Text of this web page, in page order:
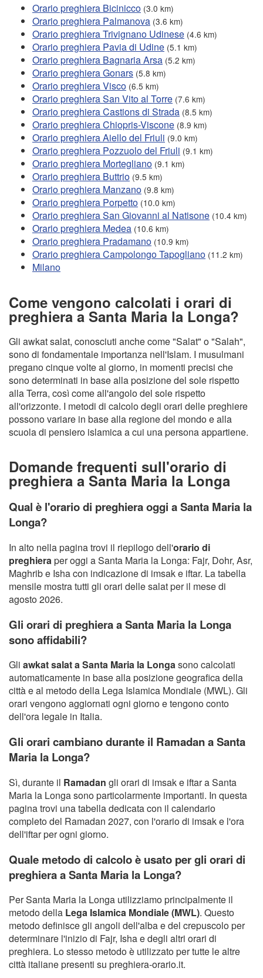
Orario preghiera Bicinicco (3.0 km)
Orario preghiera Palmanova (3.6 km)
Orario preghiera Trivignano Udinese (4.6 km)
Orario preghiera Pavia di Udine (5.1 km)
Orario preghiera Bagnaria Arsa (5.2 km)
Orario preghiera Gonars (5.8 km)
Orario preghiera Visco (6.5 km)
Orario preghiera San Vito al Torre (7.6 km)
Orario preghiera Castions di Strada (8.5 km)
Orario preghiera Chiopris-Viscone (8.9 km)
Orario preghiera Aiello del Friuli (9.0 km)
Orario preghiera Pozzuolo del Friuli (9.1 km)
Orario preghiera Mortegliano (9.1 km)
Orario preghiera Buttrio (9.5 km)
Orario preghiera Manzano (9.8 km)
Orario preghiera Porpetto (10.0 km)
Orario preghiera San Giovanni al Natisone (10.4 km)
Orario preghiera Medea (10.6 km)
Orario preghiera Pradamano (10.9 km)
Orario preghiera Campolongo Tapogliano (11.2 km)
Milano
Come vengono calcolati i orari di
preghiera a Santa Maria la Longa?
Gli awkat salat, conosciuti anche come "Salat" o "Salah",
sono di fondamentale importanza nell'Islam. I musulmani
pregano cinque volte al giorno, in momenti precisi che
sono determinati in base alla posizione del sole rispetto
alla Terra, così come all'angolo del sole rispetto
all'orizzonte. I metodi di calcolo degli orari delle preghiere
possono variare in base alla regione del mondo e alla
scuola di pensiero islamica a cui una persona appartiene.
Domande frequenti sull'orario di
preghiera a Santa Maria la Longa
Qual è l'orario di preghiera oggi a Santa Maria la
Longa?
In alto nella pagina trovi il riepilogo dell'orario di
preghieraper oggi a Santa Maria la Longa: Fajr, Dohr, Asr,
Maghrib e Isha con indicazione di imsak e iftar. La tabella
mensile mostra tutti gli orari delle salat per il mese di
agosto 2026.
Gli orari di preghiera a Santa Maria la Longa
sono affidabili?
Gli awkat salat a Santa Maria la Longasono calcolati
automaticamente in base alla posizione geografica della
città e al metodo della Lega Islamica Mondiale (MWL). Gli
orari vengono aggiornati ogni giorno e tengono conto
dell'ora legale in Italia.
Gli orari cambiano durante il Ramadan a Santa
Maria la Longa?
Sì, durante il Ramadan gli orari di imsak e iftar a Santa
Maria la Longa sono particolarmente importanti. In questa
pagina trovi una tabella dedicata con il calendario
completo del Ramadan 2027, con l'orario di imsak e l'ora
dell'iftar per ogni giorno.
Quale metodo di calcolo è usato per gli orari di
preghiera a Santa Maria la Longa?
Per Santa Maria la Longa utilizziamo principalmente il
metodo della Lega Islamica Mondiale (MWL). Questo
metodo definisce gli angoli dell'alba e del crepuscolo per
determinare l'inizio di Fajr, Isha e degli altri orari di
preghiera. Lo stesso metodo è utilizzato per tutte le altre
città italiane presenti su preghiera-orario.it.